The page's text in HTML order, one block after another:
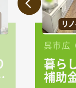
リ
呉市広
暮ら
補助